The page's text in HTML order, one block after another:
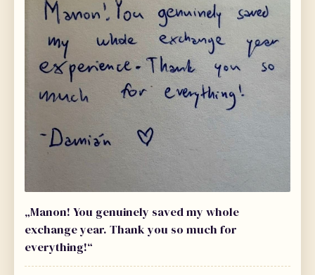
„Manon! You genuinely saved my whole
exchange year. Thank you so much for
everything!“